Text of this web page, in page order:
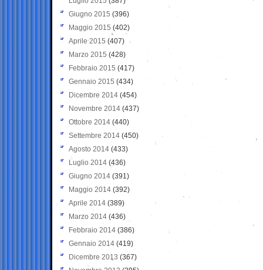
Giugno 2015 (396)
Maggio 2015 (402)
Aprile 2015 (407)
Marzo 2015 (428)
Febbraio 2015 (417)
Gennaio 2015 (434)
Dicembre 2014 (454)
Novembre 2014 (437)
Ottobre 2014 (440)
Settembre 2014 (450)
Agosto 2014 (433)
Luglio 2014 (436)
Giugno 2014 (391)
Maggio 2014 (392)
Aprile 2014 (389)
Marzo 2014 (436)
Febbraio 2014 (386)
Gennaio 2014 (419)
Dicembre 2013 (367)